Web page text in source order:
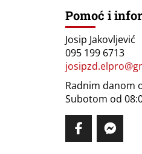
Pomoć i
Josip Jakovljević
095 199 6713
Radnim danom
Subotom od